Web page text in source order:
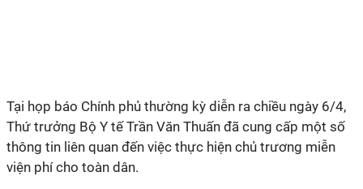
Tại họp báo Chính phủ thường kỳ diễn ra chiều ngày 6/4,
Thứ trưởng Bộ Y tế Trần Văn Thuấn đã cung cấp một số
thông tin liên quan đến việc thực hiện chủ trương miễn
viện phí cho toàn dân.